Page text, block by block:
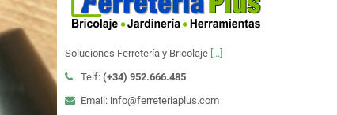
Soluciones Ferretería y Bricolaje [...]
Telf: (+34) 952.666.485
Email: info@ferreteriaplus.com